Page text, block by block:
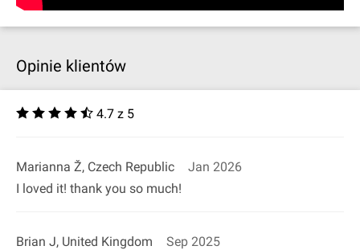
Opinie klientów
4.7 z 5
Marianna Ž, Czech Republic
Jan 2026
I loved it! thank you so much!
Brian J, United Kingdom
Sep 2025